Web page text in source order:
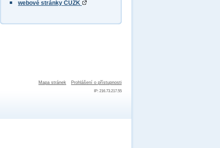
webové stránky ČÚZK
Mapa stránek Prohlášení o přístupnosti
IP: 216.73.217.55